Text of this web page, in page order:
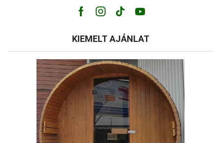
Facebook
Instagram
Tik-
tok
Youtube
KIEMELT AJÁNLAT